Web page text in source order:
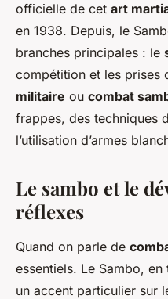
officielle de cet art
en 1938. Depuis, le
branches principales : le
compétition et les prises
militaire ou combat
frappes, des techniques
l’utilisation d’armes
Le sambo et le
réflexes
Quand on parle de
essentiels. Le Sambo,
un accent particulier sur